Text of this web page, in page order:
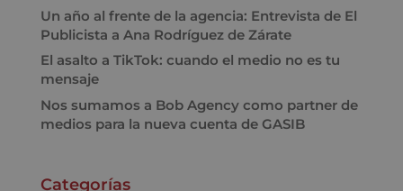
Un año al frente de la agencia: Entrevista de El
Publicista a Ana Rodríguez de Zárate
El asalto a TikTok: cuando el medio no es tu
mensaje
Nos sumamos a Bob Agency como partner de
medios para la nueva cuenta de GASIB
Categorías